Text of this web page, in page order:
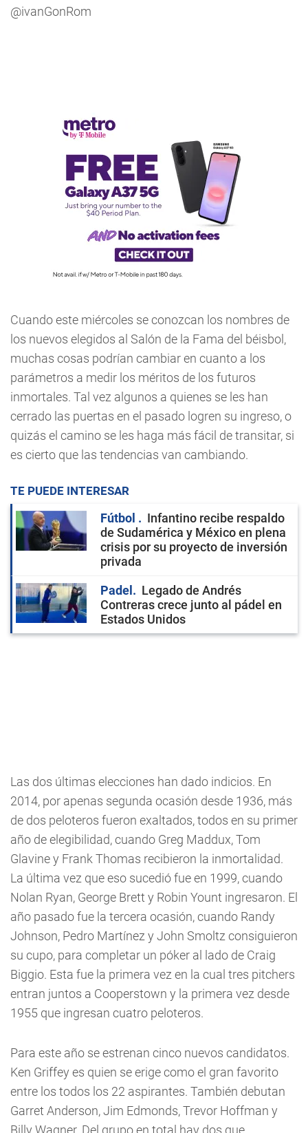
@ivanGonRom
Cuando este miércoles se conozcan los nombres de
los nuevos elegidos al Salón de la Fama del béisbol,
muchas cosas podrían cambiar en cuanto a los
parámetros a medir los méritos de los futuros
inmortales. Tal vez algunos a quienes se les han
cerrado las puertas en el pasado logren su ingreso, o
quizás el camino se les haga más fácil de transitar, si
es cierto que las tendencias van cambiando.
TE PUEDE INTERESAR
Fútbol
Infantino recibe respaldo
de Sudamérica y México en plena
crisis por su proyecto de inversión
privada
Padel
Legado de Andrés
Contreras crece junto al pádel en
Estados Unidos
Las dos últimas elecciones han dado indicios. En
2014, por apenas segunda ocasión desde 1936, más
de dos peloteros fueron exaltados, todos en su primer
año de elegibilidad, cuando Greg Maddux, Tom
Glavine y Frank Thomas recibieron la inmortalidad.
La última vez que eso sucedió fue en 1999, cuando
Nolan Ryan, George Brett y Robin Yount ingresaron. El
año pasado fue la tercera ocasión, cuando Randy
Johnson, Pedro Martínez y John Smoltz consiguieron
su cupo, para completar un póker al lado de Craig
Biggio. Esta fue la primera vez en la cual tres pitchers
entran juntos a Cooperstown y la primera vez desde
1955 que ingresan cuatro peloteros.
Para este año se estrenan cinco nuevos candidatos.
Ken Griffey es quien se erige como el gran favorito
entre los todos los 22 aspirantes. También debutan
Garret Anderson, Jim Edmonds, Trevor Hoffman y
Billy Wagner. Del grupo en total hay dos que